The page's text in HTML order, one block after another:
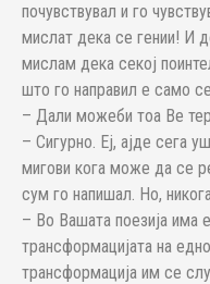
почувствувал и го
мислат дека се гении! И
мислам дека секој
што го направил е само
– Дали можеби тоа Ве
– Сигурно. Еј, ајде сега
мигови кога може да се
сум го напишал. Но,
– Во Вашата поезија има
трансформацијата на
трансформација им се